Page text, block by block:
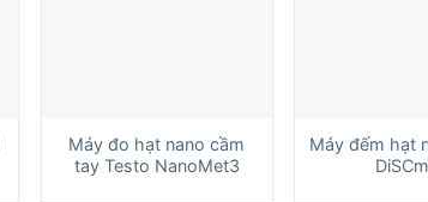
Máy đo hạt nano cầm
tay Testo NanoMet3
Máy đếm hạt